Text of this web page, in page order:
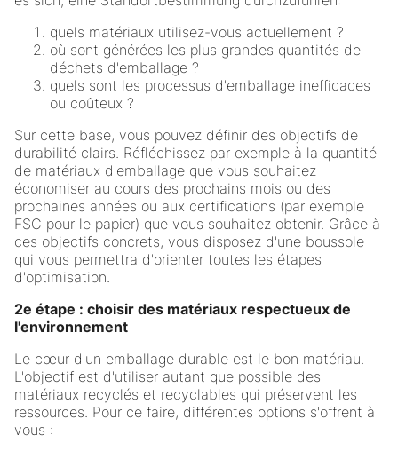
quels matériaux utilisez-vous actuellement ?
où sont générées les plus grandes quantités de
déchets d'emballage ?
quels sont les processus d'emballage inefficaces
ou coûteux ?
Sur cette base, vous pouvez définir des objectifs de
durabilité clairs. Réfléchissez par exemple à la quantité
de matériaux d'emballage que vous souhaitez
économiser au cours des prochains mois ou des
prochaines années ou aux certifications (par exemple
FSC pour le papier) que vous souhaitez obtenir. Grâce à
ces objectifs concrets, vous disposez d'une boussole
qui vous permettra d'orienter toutes les étapes
d'optimisation.
2e étape : choisir des matériaux respectueux de
l'environnement
Le cœur d'un emballage durable est le bon matériau.
L'objectif est d'utiliser autant que possible des
matériaux recyclés et recyclables qui préservent les
ressources. Pour ce faire, différentes options s'offrent à
vous :